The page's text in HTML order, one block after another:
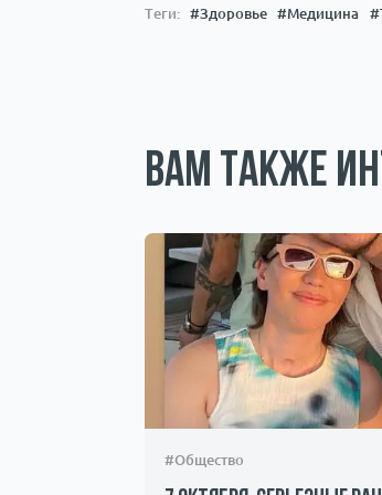
Теги: #Здоровье #Медицина
Вам также
#Общество